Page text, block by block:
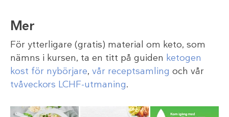
Mer
För ytterligare (gratis) material om keto, som
nämns i kursen, ta en titt på guiden ketogen
kost för nybörjare, vår receptsamling och vår
tvåveckors LCHF-utmaning.